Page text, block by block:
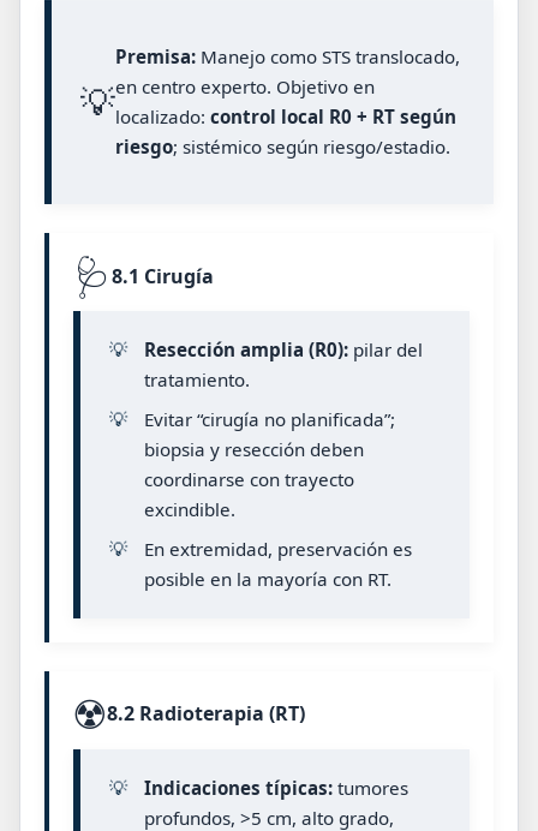
💡
Premisa: Manejo como STS translocado,
en centro experto. Objetivo en
localizado: control local R0 + RT según
riesgo; sistémico según riesgo/estadio.
🩺8.1 Cirugía
💡 Resección amplia (R0):pilar del
tratamiento.
💡
Evitar “cirugía no planificada”;
biopsia y resección deben
coordinarse con trayecto
excindible.
💡
En extremidad, preservación es
posible en la mayoría con RT.
☢️8.2 Radioterapia (RT)
💡 Indicaciones típicas:tumores
profundos, >5 cm, alto grado,